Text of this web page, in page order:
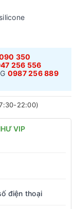
350
256 556
0987 256 889
22:00)
VIP
điện thoại